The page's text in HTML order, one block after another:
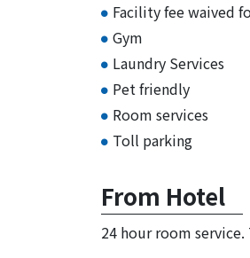
Facility fee waived
Gym
Laundry Services
Pet friendly
Room services
Toll parking
From Hotel
24 hour room